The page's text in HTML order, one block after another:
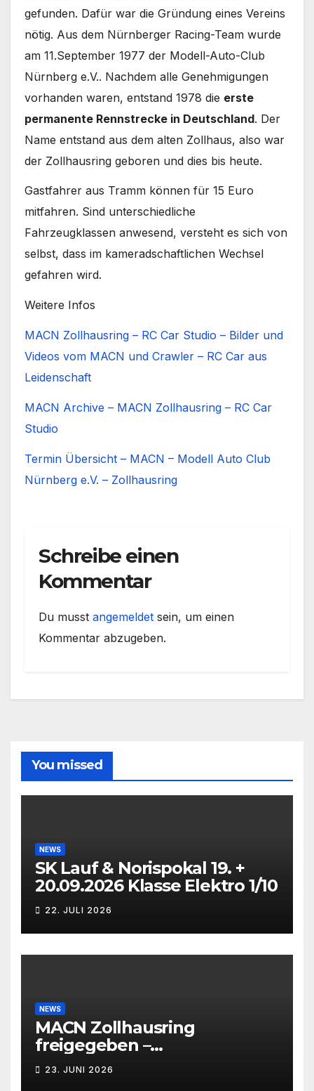
gefunden. Dafür war die Gründung eines Vereins
nötig. Aus dem Nürnberger Racing-Team wurde
am 11.September 1977 der Modell-Auto-Club
Nürnberg e.V.. Nachdem alle Genehmigungen
vorhanden waren, entstand 1978 die erste
permanente Rennstrecke in Deutschland. Der
Name entstand aus dem alten Zollhaus, also war
der Zollhausring geboren und dies bis heute.
Gastfahrer aus Tramm können für 15 Euro
mitfahren. Sind unterschiedliche
Fahrzeugklassen anwesend, versteht es sich von
selbst, dass im kameradschaftlichen Wechsel
gefahren wird.
Weitere Infos
MACN Zollhausring – RC Car Studio – Bilder und
Videos vom MACN und Crawler – RC Car aus
Leidenschaft
MACN Archive – MACN Zollhausring – RC Car
Studio
Termin Übersicht – MACN – Modell Auto Club
Nürnberg e.V. – Zollhausring
Schreibe einen
Kommentar
Du musst angemeldet sein, um einen
Kommentar abzugeben.
You missed
NEWS
SK Lauf & Norispokal 19. +
20.09.2026 Klasse Elektro 1/10
22. JULI 2026
NEWS
MACN Zollhausring
freigegeben –
Eichenpräzissionsspinner
Befall beseitigt –
23. JUNI 2026